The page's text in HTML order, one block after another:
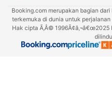
Booking.com merupakan bagian
terkemuka di dunia untuk
Hak cipta Ã‚Â©